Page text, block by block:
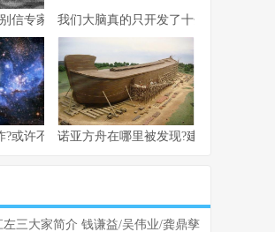
信专家的扯淡我们大脑真的只开发了十分之一吗?
?或许不是这样诺亚方舟在哪里被发现?建筑方舟的目
左三大家简介 钱谦益/吴伟业/龚鼎孳